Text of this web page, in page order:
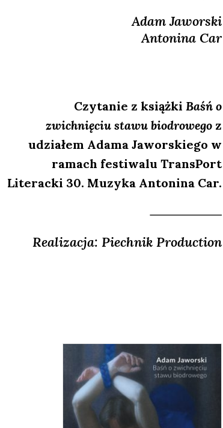
AdamJaworski
Antonina Car
Czytanie z książki Baśń o
zwichnięciu stawu biodrowego z
udziałem Adama Jaworskiego w
ramach festiwalu TransPort
Literacki 30. Muzyka Antonina Car.
Realizacja: Piechnik Production